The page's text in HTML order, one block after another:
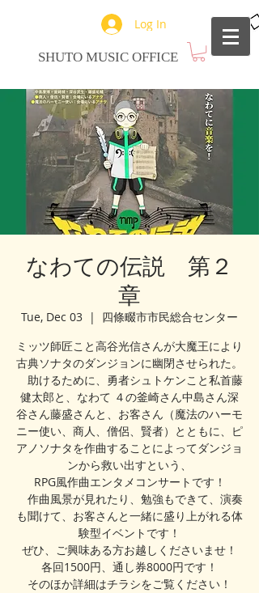
Log In
SHUTO MUSIC OFFICE
なわての伝説 第２
章
Tue, Dec 03
  |
四條畷市市民総合センター
ミッツ師匠こと高谷光信さんが大魔王により
古典ソナタのダンジョンに幽閉させられた。
助けるために、勇者シュトケンこと私首藤
健太郎と、なわて ４の釜崎さん中島さん深
谷さん藤盛さんと、お客さん（魔法のハーモ
ニー使い、商人、僧侶、賢者）とともに、ピ
アノソナタを作曲することによってダンジョ
ンから救い出すという、
RPG風作曲エンタメコンサートです！
作曲風景が見れたり、勉強もできて、演奏
も聞けて、お客さんと一緒に盛り上がれる体
験型イベントです！
ぜひ、ご興味ある方お越しくださいませ！
各回1500円、通し券8000円です！
そのほか詳細はチラシをご覧ください！